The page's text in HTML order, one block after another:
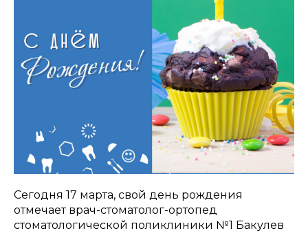
Сегодня 17 марта, свой день рождения
отмечает врач-стоматолог-ортопед
стоматологической поликлиники №1 Бакулев